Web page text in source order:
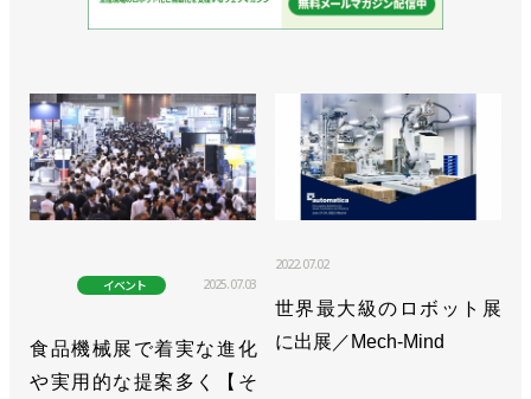
イベント 2025.07.03
食品機械展で着実な進化
や実用的な提案多く【そ
2022.07.02
世界最大級のロボット展
に出展／Mech-Mind